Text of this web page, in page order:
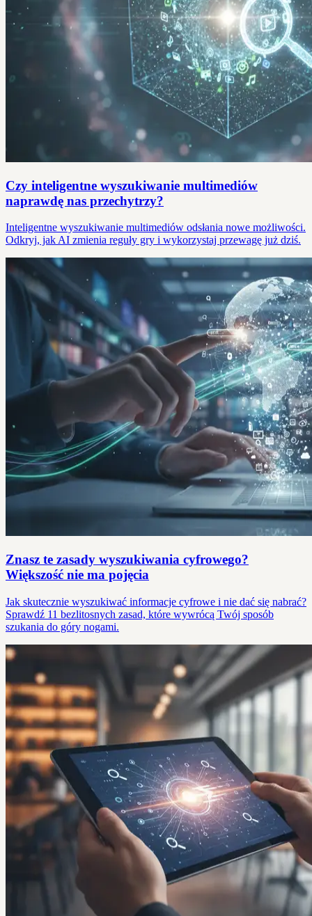
Czy inteligentne wyszukiwanie multimediów
naprawdę nas przechytrzy?
Inteligentne wyszukiwanie multimediów odsłania nowe możliwości.
Odkryj, jak AI zmienia reguły gry i wykorzystaj przewagę już dziś.
Znasz te zasady wyszukiwania cyfrowego?
Większość nie ma pojęcia
Jak skutecznie wyszukiwać informacje cyfrowe i nie dać się nabrać?
Sprawdź 11 bezlitosnych zasad, które wywrócą Twój sposób
szukania do góry nogami.